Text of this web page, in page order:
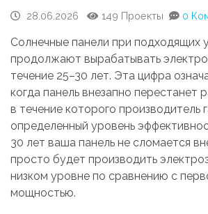
28.06.2026 149 Проекты 0
Солнечные панели при подходящих
продолжают вырабатывать
течение 25–30 лет. Эта цифра
когда панель внезапно перестанет
в течение которого производитель
определенный уровень
30 лет ваша панель не сломается
просто будет производить
низком уровне по сравнению с
мощностью.